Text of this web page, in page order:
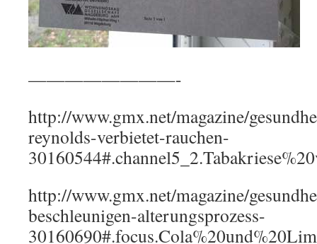
————————-
http://www.gmx.net/magazine/
reynolds-verbietet-rauchen-
http://www.gmx.net/magazine/
beschleunigen-alterungsprozess-